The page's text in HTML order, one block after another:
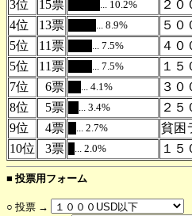
3位
15票 ... 10.2%
２０
4位
13票 ... 8.9%
５０
5位
11票 ... 7.5%
４０
5位
11票 ... 7.5%
１５
7位
6票 ... 4.1%
３０
8位
5票 ... 3.4%
２５
9位
4票 ... 2.7%
貧困
10位
3票 ... 2.0% １５
■ 投票用フォーム
○ 投票 →